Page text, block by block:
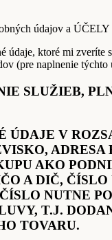
údajov a
údaje, ktoré mi zveríte
(pre naplnenie týchto
SLUŽIEB,
ÚDAJE V
ADRESA
AKO
A DIČ, ČÍSLO
NUTNE
T.J.
TOVARU.